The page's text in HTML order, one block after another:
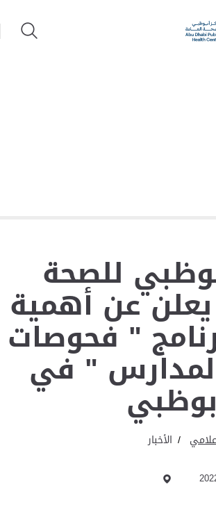
للصحة
يعلن عن أهمية
" فحوصات
" في
الأخبار